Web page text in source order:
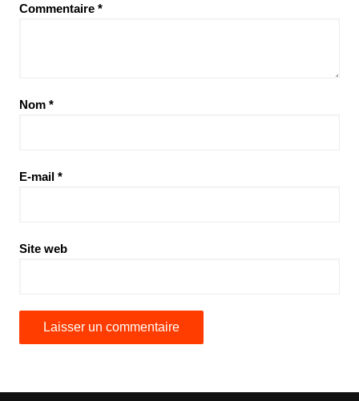
Commentaire *
Nom *
E-mail *
Site web